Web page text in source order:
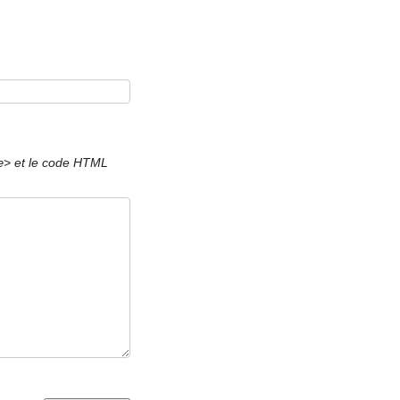
et le code HTML